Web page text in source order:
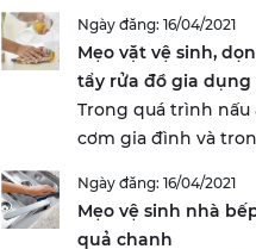
Ngày đăng: 16/04/2021
Mẹo vặt vệ sinh,
tẩy rửa đồ gia dụng
Trong quá trình nấu
cơm gia đình và
Ngày đăng: 16/04/2021
Mẹo vệ sinh nhà
quả chanh